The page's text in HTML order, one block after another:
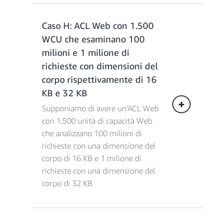
rilevamento dei bot = 9,87 €/milione *
richieste gratuite) = 335,58 €
Costi totali per il rilevamento dei
bot = 365,19 €/mese
Spese combinate totali = 414,53
€/mese
CAPTCHA è abilitato per una o più
regole che, insieme, raggiungono un
milione di richieste al mese. Di quelle
richieste, vengono tentate 10.000 sfide
CAPTCHA e 1.000 vanno a buon fine,
generando 1.000 richieste di un nuovo
tentativo. Per le restanti richieste che
rispettano i requisiti, le sfide
CAPTCHA non vengono tentate o la
richiesta viene automaticamente
consentita senza dover completare una
sfida perché l'utente aveva
precedentemente completato una sfida
CAPTCHA entro la finestra di tempo di
bypass configurata.
Caso H: ACL Web con 1.500
WCU che esaminano 100
milioni e 1 milione di
richieste con dimensioni del
corpo rispettivamente di 16
KB e 32 KB
Supponiamo di avere un'ACL Web
con 1.500 unità di capacità Web
che analizzano 100 milioni di
richieste con una dimensione del
corpo di 16 KB e 1 milione di
richieste con una dimensione del
corpo di 32 KB